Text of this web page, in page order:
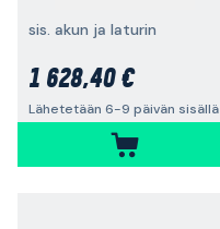
sis. akun ja laturin
1 628,40 €
Lähetetään 6-9 päivän sisällä